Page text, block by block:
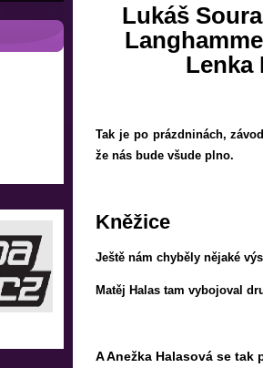
Lukáš
Lenka
Tak je po prázdninách,
že nás bude všude plno.
Kněžice
Ještě nám chyběly nějaké
Matěj Halas tam vybojoval
A Anežka Halasová se